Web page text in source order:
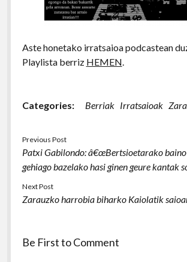
Aste honetako irratsaioa podcastean
Playlista berriz HEMEN.
Categories: Berriak Irratsaioak
Previous Post
Patxi Gabilondo: â€œBertsioetarako
gehiago bazelako hasi ginen geure kantak
Next Post
Zarauzko harrobia biharko Kaiolatik
Be First to Comment